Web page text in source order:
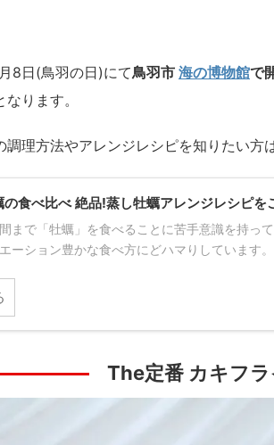
8日(鳥羽の日)にて鳥羽市 海の博物館で
ります。
理方法やアレンジレシピを知りたい方
食べ比べ 絶品!蒸し牡蠣アレンジレシピを
まで「牡蠣」を食べることに苦手意識を持っ
ーション豊かな食べ方にどハマりしています
The定番 カキフラ